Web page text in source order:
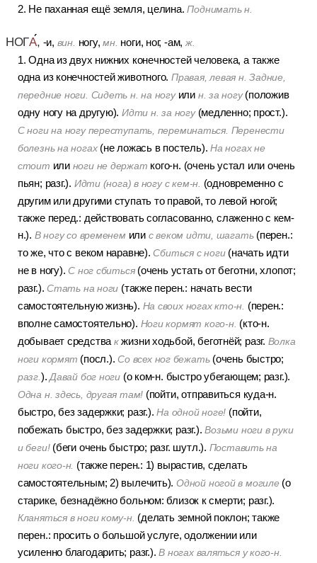
2. Не паханная ещё земля, целина.Поднимать н.
НОГА, -и, вин. ногу,мн. ноги, ног, -ам, ж.
1. Одна из двух нижних конечностей человека, а также
одна из конечностей животного.Правая, левая н. Задние,
передние ноги. Сидеть н. на ногуили н. за ногу(положив
одну ногу на другую).Идти н. за ногу(медленно; прост.).
С ноги на ногу переступать, переминаться. Перенести
болезнь на ногах(не ложась в постель).На ногах не
стоит или ноги не держат кого-н. (очень устал или очень
пьян; разг.). Идти (нога) в ногу с кем-н. (одновременно с
другим или другими ступать то правой, то левой ногой;
также перед.: действовать согласованно, слаженно с кем-
н.). В ногу со временемили с веком идти, шагать(перен.:
то же, что с веком наравне). Сбиться с ноги(начать идти
не в ногу). С ног сбиться(очень устать от беготни, хлопот;
разг.). Стать на ноги (также перен.: начать вести
самостоятельную жизнь). На своих ногах кто-н. (перен.:
вполне самостоятельно). Ноги кормят кого-н. (кто-н.
добывает средства кжизни ходьбой, беготнёй; разг. Волка
ноги кормят (посл.). Со всех ног бежать(очень быстро;
разг. ).Давай бог ноги (о ком-н. быстро убегающем; разг.).
Одна н. здесь, другая там! (пойти, отправиться куда-н.
быстро, без задержки; разг.).На одной ноге! (пойти,
побежать быстро, без задержки; разг.).Возьми ноги в руки
и беги!(беги очень быстро; разг. шутл.). Поставить на
ноги кого-н. (также перен.: 1) вырастив, сделать
самостоятельным; 2) вылечить). Одной ногой в могиле(о
старике, безнадёжно больном: близок к смерти; разг.).
Кланяться в ноги кому-н. (делать земной поклон; также
перен.: просить о большой услуге, одолжении или
усиленно благодарить; разг.).В ногах валяться у кого-н.